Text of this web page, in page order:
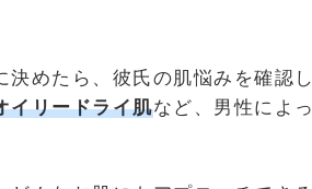
めたら、彼氏の肌悩みを確認
イリードライ肌など、男性によ